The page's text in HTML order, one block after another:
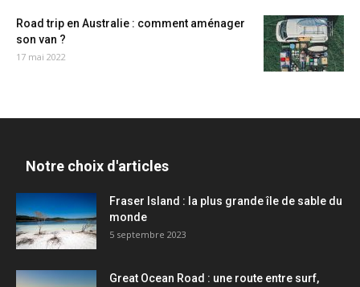
Road trip en Australie : comment aménager
son van ?
17 mai 2022
Notre choix d'articles
Fraser Island : la plus grande île de sable du
monde
5 septembre 2023
Great Ocean Road : une route entre surf,